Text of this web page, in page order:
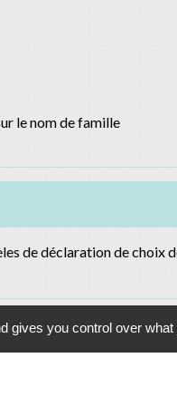
le nom de famille
de déclaration de choix
gives you control over